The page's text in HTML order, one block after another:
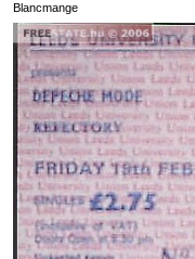
Blancmange